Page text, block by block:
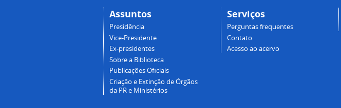
Assuntos
Presidência
Vice-Presidente
Ex-presidentes
Sobre a Biblioteca
Publicações Oficiais
Criação e Extinção de Órgãos
da PR e Ministérios
Serviços
Perguntas frequentes
Contato
Acesso ao acervo